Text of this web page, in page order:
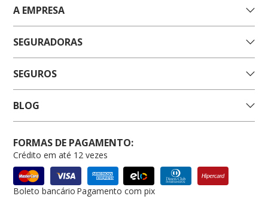
A EMPRESA
SEGURADORAS
SEGUROS
BLOG
FORMAS DE PAGAMENTO:
Crédito em até 12 vezes
Boleto bancário Pagamento com pix